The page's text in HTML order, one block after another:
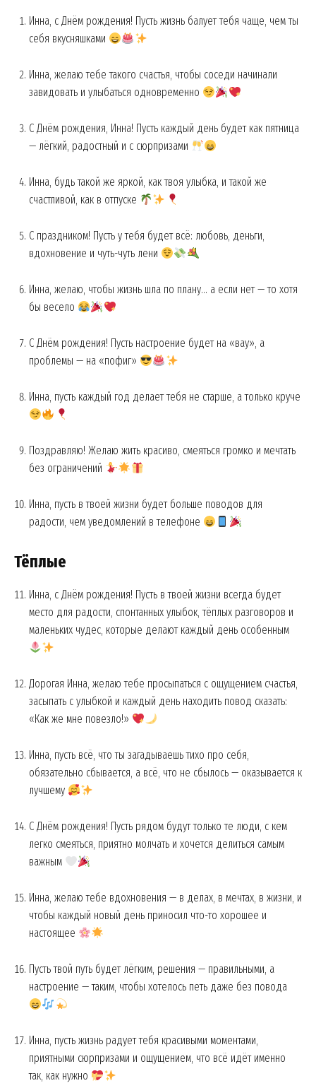
Инна, с Днём рождения! Пусть жизнь балует тебя чаще, чем ты
себя вкусняшками
Инна, желаю тебе такого счастья, чтобы соседи начинали
завидовать и улыбаться одновременно
С Днём рождения, Инна! Пусть каждый день будет как пятница
— лёгкий, радостный и с сюрпризами
Инна, будь такой же яркой, как твоя улыбка, и такой же
счастливой, как в отпуске
С праздником! Пусть у тебя будет всё: любовь, деньги,
вдохновение и чуть-чуть лени
Инна, желаю, чтобы жизнь шла по плану… а если нет — то хотя
бы весело
С Днём рождения! Пусть настроение будет на «вау», а
проблемы — на «пофиг»
Инна, пусть каждый год делает тебя не старше, а только круче
Поздравляю! Желаю жить красиво, смеяться громко и мечтать
без ограничений
Инна, пусть в твоей жизни будет больше поводов для
радости, чем уведомлений в телефоне
Тёплые
Инна, с Днём рождения! Пусть в твоей жизни всегда будет
место для радости, спонтанных улыбок, тёплых разговоров и
маленьких чудес, которые делают каждый день особенным
Дорогая Инна, желаю тебе просыпаться с ощущением счастья,
засыпать с улыбкой и каждый день находить повод сказать:
«Как же мне повезло!»
Инна, пусть всё, что ты загадываешь тихо про себя,
обязательно сбывается, а всё, что не сбылось — оказывается к
лучшему
С Днём рождения! Пусть рядом будут только те люди, с кем
легко смеяться, приятно молчать и хочется делиться самым
важным
Инна, желаю тебе вдохновения — в делах, в мечтах, в жизни, и
чтобы каждый новый день приносил что-то хорошее и
настоящее
Пусть твой путь будет лёгким, решения — правильными, а
настроение — таким, чтобы хотелось петь даже без повода
Инна, пусть жизнь радует тебя красивыми моментами,
приятными сюрпризами и ощущением, что всё идёт именно
так, как нужно